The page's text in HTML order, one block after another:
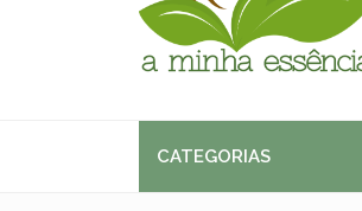
CATEGORIAS